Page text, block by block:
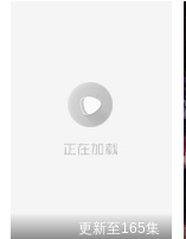
更新至165集